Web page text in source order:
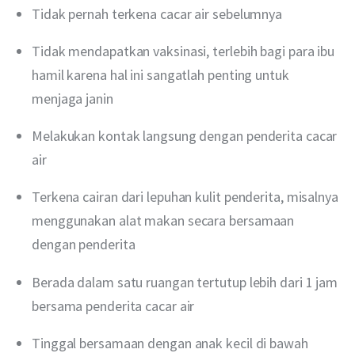
Tidak pernah terkena cacar air sebelumnya
Tidak mendapatkan vaksinasi, terlebih bagi para ibu
hamil karena hal ini sangatlah penting untuk
menjaga janin
Melakukan kontak langsung dengan penderita cacar
air
Terkena cairan dari lepuhan kulit penderita, misalnya
menggunakan alat makan secara bersamaan
dengan penderita
Berada dalam satu ruangan tertutup lebih dari 1 jam
bersama penderita cacar air
Tinggal bersamaan dengan anak kecil di bawah